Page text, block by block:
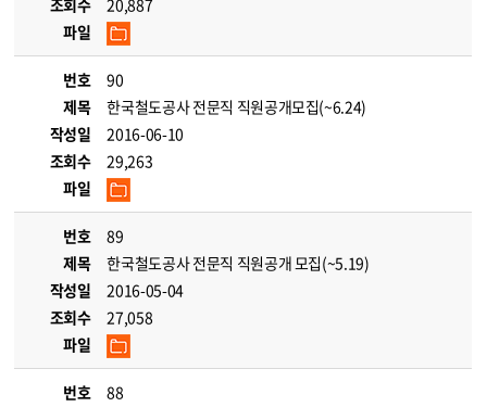
조회수
20,887
파일
번호
90
제목
한국철도공사 전문직 직원공개모집(~6.24)
작성일
2016-06-10
조회수
29,263
파일
번호
89
제목
한국철도공사 전문직 직원공개 모집(~5.19)
작성일
2016-05-04
조회수
27,058
파일
번호
88